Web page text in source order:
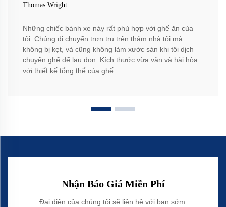
Thomas Wright
Những chiếc bánh xe này rất phù hợp với ghế ăn của
tôi. Chúng di chuyển trơn tru trên thảm nhà tôi mà
không bị kẹt, và cũng không làm xước sàn khi tôi dịch
chuyển ghế để lau dọn. Kích thước vừa vặn và hài hòa
với thiết kế tổng thể của ghế.
Nhận Báo Giá Miễn Phí
Đại diện của chúng tôi sẽ liên hệ với bạn sớm.